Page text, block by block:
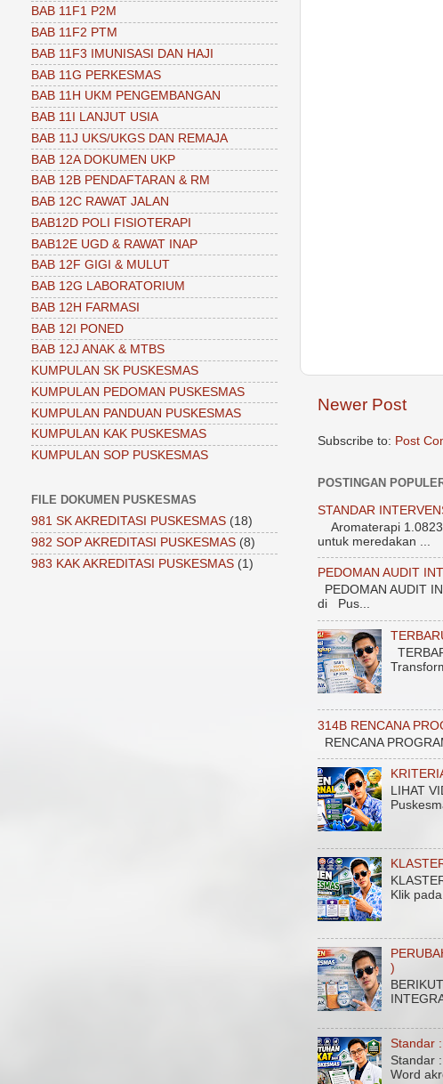
Newer Post
Subscribe to: Post
POSTINGAN
STANDAR
Aromaterapi
untuk meredakan ...
PEDOMAN AUDIT
PEDOMAN
di Pus...
314B RENCANA
RENCANA
LIHAT
Klik
)
Standar
Standar
Word
BAB 11F1 P2M
BAB 11F2 PTM
BAB 11F3 IMUNISASI DAN HAJI
BAB 11G PERKESMAS
BAB 11H UKM PENGEMBANGAN
BAB 11I LANJUT USIA
BAB 11J UKS/UKGS DAN REMAJA
BAB 12A DOKUMEN UKP
BAB 12B PENDAFTARAN & RM
BAB 12C RAWAT JALAN
BAB12D POLI FISIOTERAPI
BAB12E UGD & RAWAT INAP
BAB 12F GIGI & MULUT
BAB 12G LABORATORIUM
BAB 12H FARMASI
BAB 12I PONED
BAB 12J ANAK & MTBS
KUMPULAN SK PUSKESMAS
KUMPULAN PEDOMAN PUSKESMAS
KUMPULAN PANDUAN PUSKESMAS
KUMPULAN KAK PUSKESMAS
KUMPULAN SOP PUSKESMAS
FILE DOKUMEN PUSKESMAS
981 SK AKREDITASI PUSKESMAS (18)
982 SOP AKREDITASI PUSKESMAS (8)
983 KAK AKREDITASI PUSKESMAS (1)